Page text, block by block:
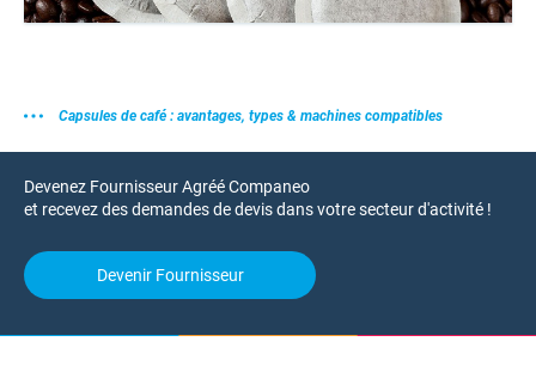
Capsules de café : avantages, types & machines compatibles
Devenez Fournisseur Agréé Companeo
et recevez des demandes de devis dans votre secteur d'activité !
Devenir Fournisseur